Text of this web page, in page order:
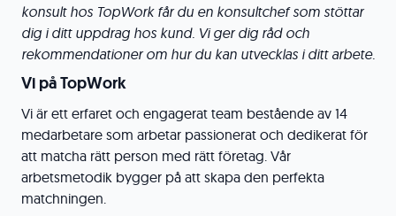
konsult hos TopWork får du en konsultchef som stöttar
dig i ditt uppdrag hos kund. Vi ger dig råd och
rekommendationer om hur du kan utvecklas i ditt arbete.
Vi på TopWork
Vi är ett erfaret och engagerat team bestående av 14
medarbetare som arbetar passionerat och dedikerat för
att matcha rätt person med rätt företag. Vår
arbetsmetodik bygger på att skapa den perfekta
matchningen.